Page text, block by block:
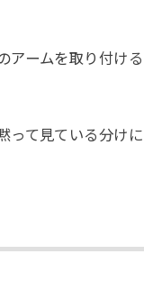
アームを取り付ける
って見ている分けに